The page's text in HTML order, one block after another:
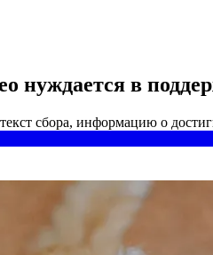
нуждается в
сбора, информацию о